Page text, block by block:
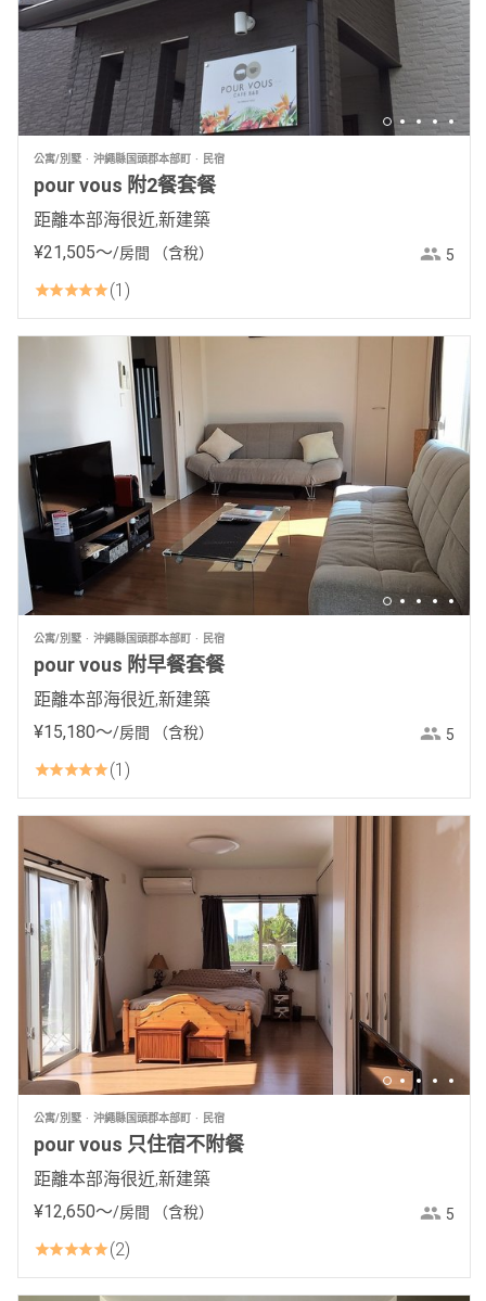
公寓/別墅 沖繩縣国頭郡本部町 民宿
pour vous 附2餐套餐
距離本部海很近,新建築
¥21,505〜/房間 （含稅） 5
1
公寓/別墅 沖繩縣国頭郡本部町 民宿
pour vous 附早餐套餐
距離本部海很近,新建築
¥15,180〜/房間 （含稅） 5
1
公寓/別墅 沖繩縣国頭郡本部町 民宿
pour vous 只住宿不附餐
距離本部海很近,新建築
¥12,650〜/房間 （含稅） 5
2